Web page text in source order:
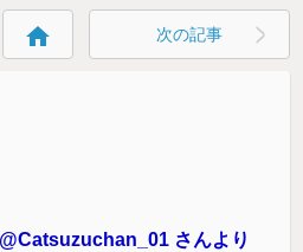
home 次の記事
さんより